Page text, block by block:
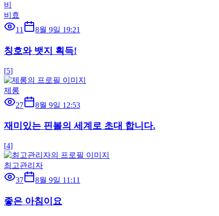
비
비효
11
8월 9일 19:21
칭호와 뱃지 획득!
[5]
제롱
27
8월 9일 12:53
재미있는 핀볼의 세계로 초대 합니다.
[4]
최고관리자
37
8월 9일 11:11
좋은 아침이요